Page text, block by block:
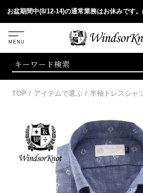
休)
新規会員登録ですぐに使える 1,000ポイ
詳細
TOP アイテムで選ぶ 半袖ドレスシャ